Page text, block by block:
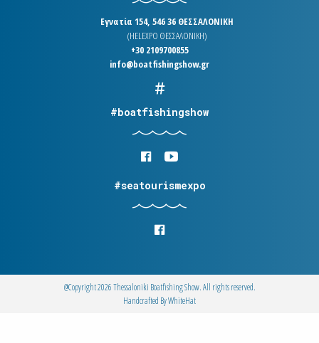
Εγνατία 154, 546 36 ΘΕΣΣΑΛΟΝΙΚΗ
(HELEXPO ΘΕΣΣΑΛΟΝΙΚΗ)
+30 2109700855
info@boatfishingshow.gr
#boatfishingshow
#seatourismexpo
@Copyright 2026 Thessaloniki Boatfishing Show. All rights reserved.
Handcrafted ByWhiteΗat